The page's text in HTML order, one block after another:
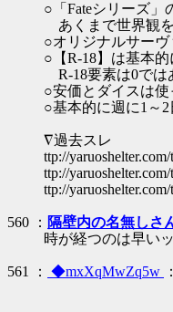
○「Fateシリーズ」
あくまで世界観
○オリジナルサー
○【R-18】は基本
R-18要素は0では
○安価とダイスは
○基本的に週に1～
∇過去スレ
ttp://
ttp://
ttp://
560 ： 隔壁内の名無しさ
時が経つのは早い
561 ： ◆mxXqMwZq5w